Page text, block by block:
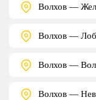
Волхов —
Волхов —
Волхов —
Волхов —